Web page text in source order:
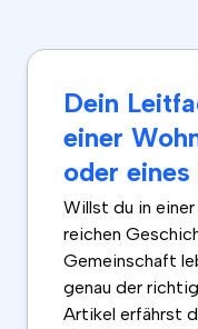
Dein
einer
oder
Willst du in
reichen
Gemeinschaft
genau der
Artikel erfährst